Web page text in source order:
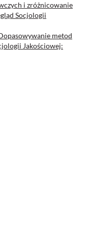
i zróżnicowanie
Socjologii
metod
Jakościowej: